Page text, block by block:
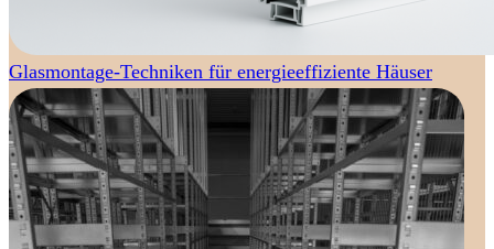
Glasmontage-Techniken für energieeffiziente Häuser